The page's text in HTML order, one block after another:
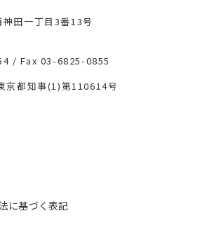
田一丁目3番13号
/ Fax 03-6825-0855
京都知事(1)第110614号
に基づく表記